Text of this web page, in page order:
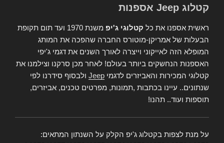
קטלוג Jeep אספנות
ראשית אספנו את כל קטלוגי ג'יפ
משנת 1970 ועד תום תקופת
הבעלות של אמריקן-מוטורס החברה שהפכה את המותג
המופלא הזה לאייקוני וייצרה לאורך השנים את דגמי ג'יפי
האספנות הנחשקים ביותר בעולם! לאחר מכן סרקנו וצילמנו את
קטלוגי המכירות והאביזרים לדגמי Jeep ולבסוף סידרנו לפי
שנתונים.. עיינו בכתבות ,תמונות, מפרטים טכנים, אביזרים,
תוספות ועוד.. תהנו!
על מנת לצפות בקטלוג ג'יפ הקלק על השנתון המתאים: